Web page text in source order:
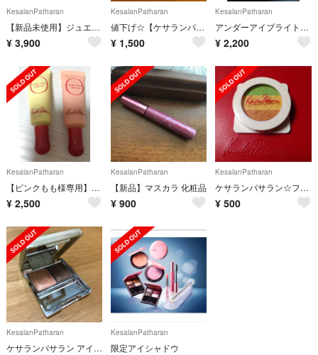
KesalanPatharan
【新品未使用】ジュエルドプリマ コレクションA 資生堂 2017クリスマスコフレ
¥ 3,900
KesalanPatharan
値下げ☆【ケサランパサラン】フェイスパウダー
¥ 1,500
KesalanPatharan
アンダーアイブライトナー
¥ 2,200
KesalanPatharan
【ピンクもも様専用】ケサランパサラン アンダートーンライトアップ2色セット
¥ 2,500
KesalanPatharan
【新品】マスカラ 化粧品
¥ 900
KesalanPatharan
ケサランパサラン☆フェイスカラー G05
¥ 500
KesalanPatharan
ケサランパサラン アイカラーS〈E01〉
KesalanPatharan
限定アイシャドウ